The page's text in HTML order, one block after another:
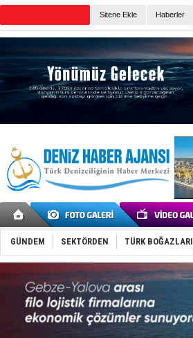
Sitene Ekle Haberler
GÜNDEM SEKTÖRDEN TÜRK BOĞAZLARI